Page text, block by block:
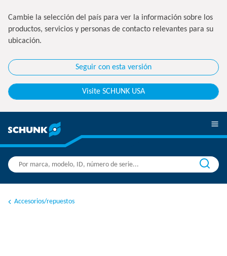
Cambie la selección del país para ver la información sobre los
productos, servicios y personas de contacto relevantes para su
ubicación.
Seguir con esta versión
Visite SCHUNK USA
Accesorios/repuestos